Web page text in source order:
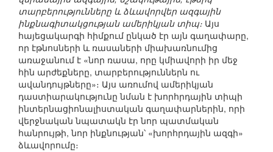
տարբերությունները և ձևավորվեր ազգային
ինքնագիտակցության ամերիկյան տիպ։ Այս
հայեցակարգի հիմքում ընկած էր այն գաղափարը,
որ էթնոսների և ռասաների միախառնումից
առաջանում է «նոր ռասա, որը կմիավորի իր մեջ
հին արժեքները, տարբերություններն ու
ավանդույթները»։ Այս առումով ամերիկյան
դաստիարակությունը նման է խորհրդային տիպի
ինտերնացիոնալիստական գաղափարներին, որի
վերջնական նպատակն էր նոր պատմական
հանրույթի, նոր ինքնության՝ «խորհրդային ազգի»
ձևավորումը։